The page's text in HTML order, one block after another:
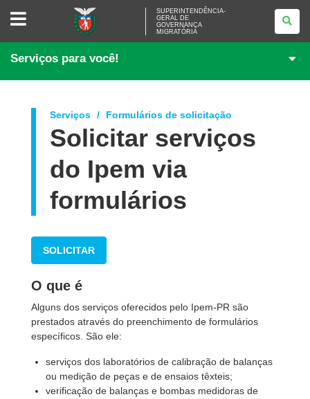
SUPERINTENDÊNCIA-
GOVERNANÇA
SUPERINTENDÊNCIA-
GERAL DE
GOVERNANÇA
MIGRATÓRIA
Serviços para você!
Serviços Formulários de solicitação
Solicitar serviços
do Ipem via
formulários
SOLICITAR
O que é
Alguns dos serviços oferecidos pelo Ipem-PR são
prestados através do preenchimento de formulários
específicos. São ele:
serviços dos laboratórios de calibração de balanças
ou medição de peças e de ensaios têxteis;
verificação de balanças e bombas medidoras de